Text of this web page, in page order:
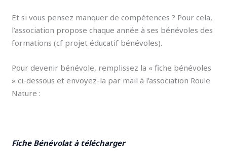
Et si vous pensez manquer de compétences ? Pour cela,
l’association propose chaque année à ses bénévoles des
formations (cf projet éducatif bénévoles).
Pour devenir bénévole, remplissez la « fiche bénévoles
» ci-dessous et envoyez-la par mail à l’association Roule
Nature :
Fiche Bénévolat à télécharger